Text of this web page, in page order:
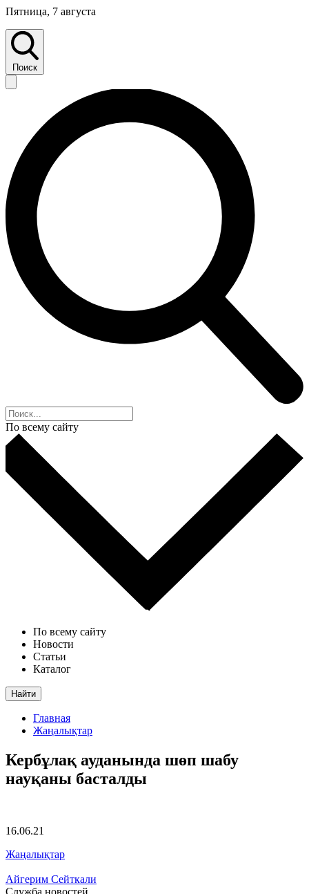
Пятница, 7 августа
Поиск
По всему сайту
По всему сайту
Новости
Статьи
Каталог
Найти
Главная
Жаңалықтар
Кербұлақ ауданында шөп шабу
науқаны басталды
16.06.21
Жаңалықтар
Айгерим Сейткали